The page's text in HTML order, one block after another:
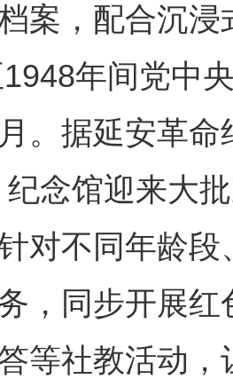
案，配合沉
年间党中
。据延安革
纪念馆迎来大
对不同年龄
，同步开展
等社教活动